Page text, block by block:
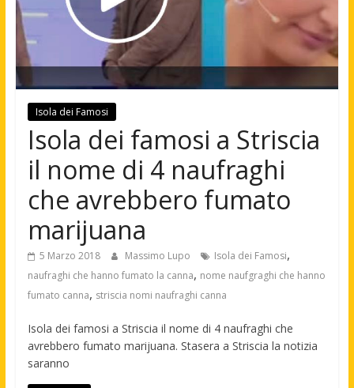
Isola dei Famosi
Isola dei famosi a Striscia
il nome di 4 naufraghi
che avrebbero fumato
marijuana
5 Marzo 2018 Massimo Lupo Isola dei Famosi,
naufraghi che hanno fumato la canna, nome naufgraghi che hanno
fumato canna, striscia nomi naufraghi canna
Isola dei famosi a Striscia il nome di 4 naufraghi che
avrebbero fumato marijuana. Stasera a Striscia la notizia
saranno